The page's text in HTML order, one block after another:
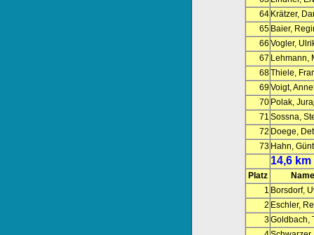
64 Krätzer,
65 Baier,
66 Vogler,
67 Lehmann,
68Thiele,
69Voigt,
70 Polak,
71 Sossna,
72 Doege,
73 Hahn,
14,6 km
Platz
1 Borsdorf,
2 Eschler,
3Goldbach,